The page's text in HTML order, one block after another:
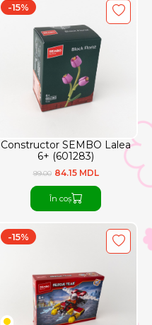
Constructor SEMBO Lalea
6+ (601283)
-15%
99.00 84.15 MDL
În coș
-15%